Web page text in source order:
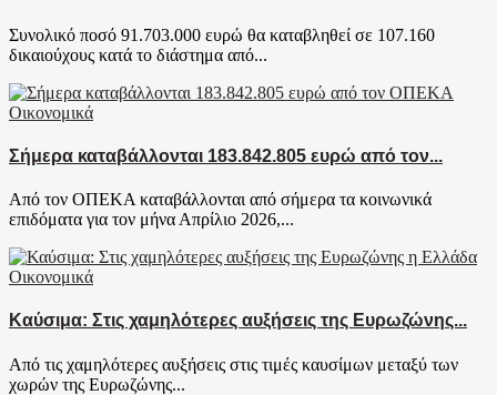
Συνολικό ποσό 91.703.000 ευρώ θα καταβληθεί σε 107.160
δικαιούχους κατά το διάστημα από...
Οικονομικά
Σήμερα καταβάλλονται 183.842.805 ευρώ από τον...
Από τον ΟΠΕΚΑ καταβάλλονται από σήμερα τα κοινωνικά
επιδόματα για τον μήνα Απρίλιο 2026,...
Οικονομικά
Καύσιμα: Στις χαμηλότερες αυξήσεις της Ευρωζώνης...
Από τις χαμηλότερες αυξήσεις στις τιμές καυσίμων μεταξύ των
χωρών της Ευρωζώνης...